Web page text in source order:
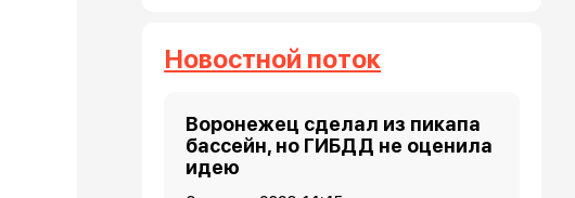
Новостной поток
Воронежец сделал из пикапа
бассейн, но ГИБДД не оценила
идею